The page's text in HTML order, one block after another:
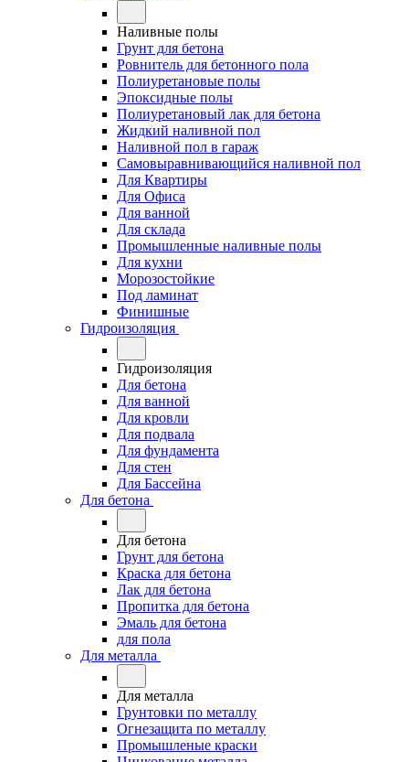
Наливные полы
Грунт для бетона
Ровнитель для бетонного пола
Полиуретановые полы
Эпоксидные полы
Полиуретановый лак для бетона
Жидкий наливной пол
Наливной пол в гараж
Самовыравнивающийся наливной пол
Для Квартиры
Для Офиса
Для ванной
Для склада
Промышленные наливные полы
Для кухни
Морозостойкие
Под ламинат
Финишные
Гидроизоляция
Гидроизоляция
Для бетона
Для ванной
Для кровли
Для подвала
Для фундамента
Для стен
Для Бассейна
Для бетона
Для бетона
Грунт для бетона
Краска для бетона
Лак для бетона
Пропитка для бетона
Эмаль для бетона
для пола
Для металла
Для металла
Грунтовки по металлу
Огнезащита по металлу
Промышленые краски